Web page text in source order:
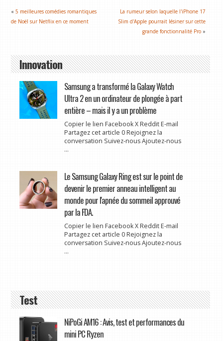
«5 meilleures comédies romantiques
de Noël sur Netflix en ce moment
La rumeur selon laquelle l'iPhone 17
Slim d'Apple pourrait lésiner sur cette
grande fonctionnalité Pro »
Innovation
Samsung a transformé la Galaxy Watch
Ultra 2 en un ordinateur de plongée à part
entière – mais il y a un problème
Copier le lien Facebook X Reddit E-mail
Partagez cet article 0 Rejoignez la
conversation Suivez-nous Ajoutez-nous
...
Le Samsung Galaxy Ring est sur le point de
devenir le premier anneau intelligent au
monde pour l'apnée du sommeil approuvé
par la FDA.
Copier le lien Facebook X Reddit E-mail
Partagez cet article 0 Rejoignez la
conversation Suivez-nous Ajoutez-nous
...
Test
NiPoGi AM16 : Avis, test et performances du
mini PC Ryzen